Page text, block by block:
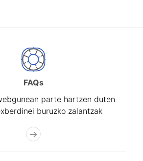
FAQs
parte hartzen duten
buruzko zalantzak